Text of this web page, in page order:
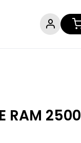
RAM 2500